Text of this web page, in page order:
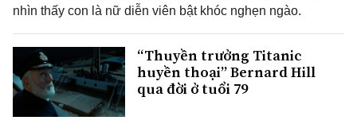
nhìn thấy con là nữ diễn viên bật khóc nghẹn ngào.
“Thuyền trưởng Titanic
huyền thoại” Bernard Hill
qua đời ở tuổi 79